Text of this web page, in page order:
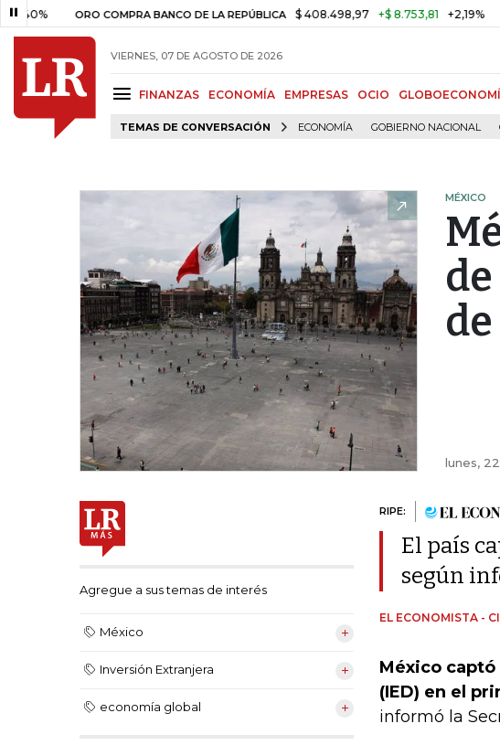
ORO COMPRA BANCO DE LA REPÚBLICA $ 408.498,97 +$ 8.753,81 +2,19% TASA
VIERNES, 07 DE AGOSTO DE 2026
FINANZAS ECONOMÍA EMPRESAS OCIO
TEMAS DE CONVERSACIÓN ECONOMÍA GOBIERNO NACIONAL
MÉXICO
lunes,
Agregue a sus temas de interés
México
Inversión Extranjera
economía global
RIPE:
El país
según
EL ECONOMISTA -
México captó
(IED) en el
informó la